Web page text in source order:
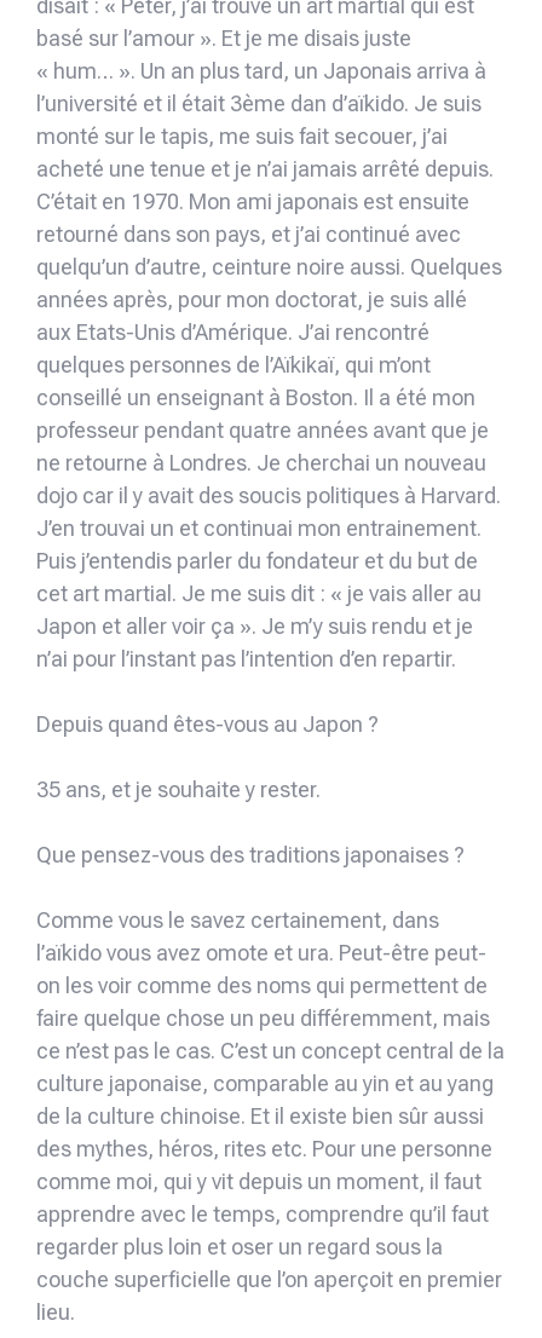
disait : « Peter, j’ai trouvé un art martial qui est
basé sur l’amour ». Et je me disais juste
« hum… ». Un an plus tard, un Japonais arriva à
l’université et il était 3ème dan d’aïkido. Je suis
monté sur le tapis, me suis fait secouer, j’ai
acheté une tenue et je n’ai jamais arrêté depuis.
C’était en 1970. Mon ami japonais est ensuite
retourné dans son pays, et j’ai continué avec
quelqu’un d’autre, ceinture noire aussi. Quelques
années après, pour mon doctorat, je suis allé
aux Etats-Unis d’Amérique. J’ai rencontré
quelques personnes de l’Aïkikaï, qui m’ont
conseillé un enseignant à Boston. Il a été mon
professeur pendant quatre années avant que je
ne retourne à Londres. Je cherchai un nouveau
dojo car il y avait des soucis politiques à Harvard.
J’en trouvai un et continuai mon entrainement.
Puis j’entendis parler du fondateur et du but de
cet art martial. Je me suis dit : « je vais aller au
Japon et aller voir ça ». Je m’y suis rendu et je
n’ai pour l’instant pas l’intention d’en repartir.
Depuis quand êtes-vous au Japon ?
35 ans, et je souhaite y rester.
Que pensez-vous des traditions japonaises ?
Comme vous le savez certainement, dans
l’aïkido vous avez omote et ura. Peut-être peut-
on les voir comme des noms qui permettent de
faire quelque chose un peu différemment, mais
ce n’est pas le cas. C’est un concept central de la
culture japonaise, comparable au yin et au yang
de la culture chinoise. Et il existe bien sûr aussi
des mythes, héros, rites etc. Pour une personne
comme moi, qui y vit depuis un moment, il faut
apprendre avec le temps, comprendre qu’il faut
regarder plus loin et oser un regard sous la
couche superficielle que l’on aperçoit en premier
lieu.